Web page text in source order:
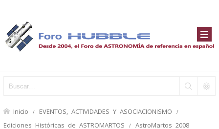
Inicio EVENTOS, ACTIVIDADES Y ASOCIACIONISMO
Ediciones Históricas de ASTROMARTOS AstroMartos 2008